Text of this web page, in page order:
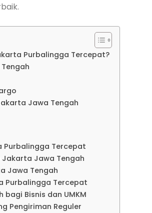
Purbalingga Tercepat?
Jawa Tengah
Purbalingga Tercepat
Jakarta Jawa Tengah
Jawa Tengah
Purbalingga Tercepat
Bisnis dan UMKM
Pengiriman Reguler